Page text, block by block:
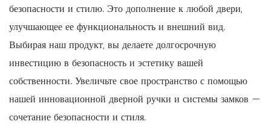
безопасности и стилю. Это дополнение к любой двери,
улучшающее ее функциональность и внешний вид.
Выбирая наш продукт, вы делаете долгосрочную
инвестицию в безопасность и эстетику вашей
собственности. Увеличьте свое пространство с помощью
нашей инновационной дверной ручки и системы замков —
сочетание безопасности и стиля.